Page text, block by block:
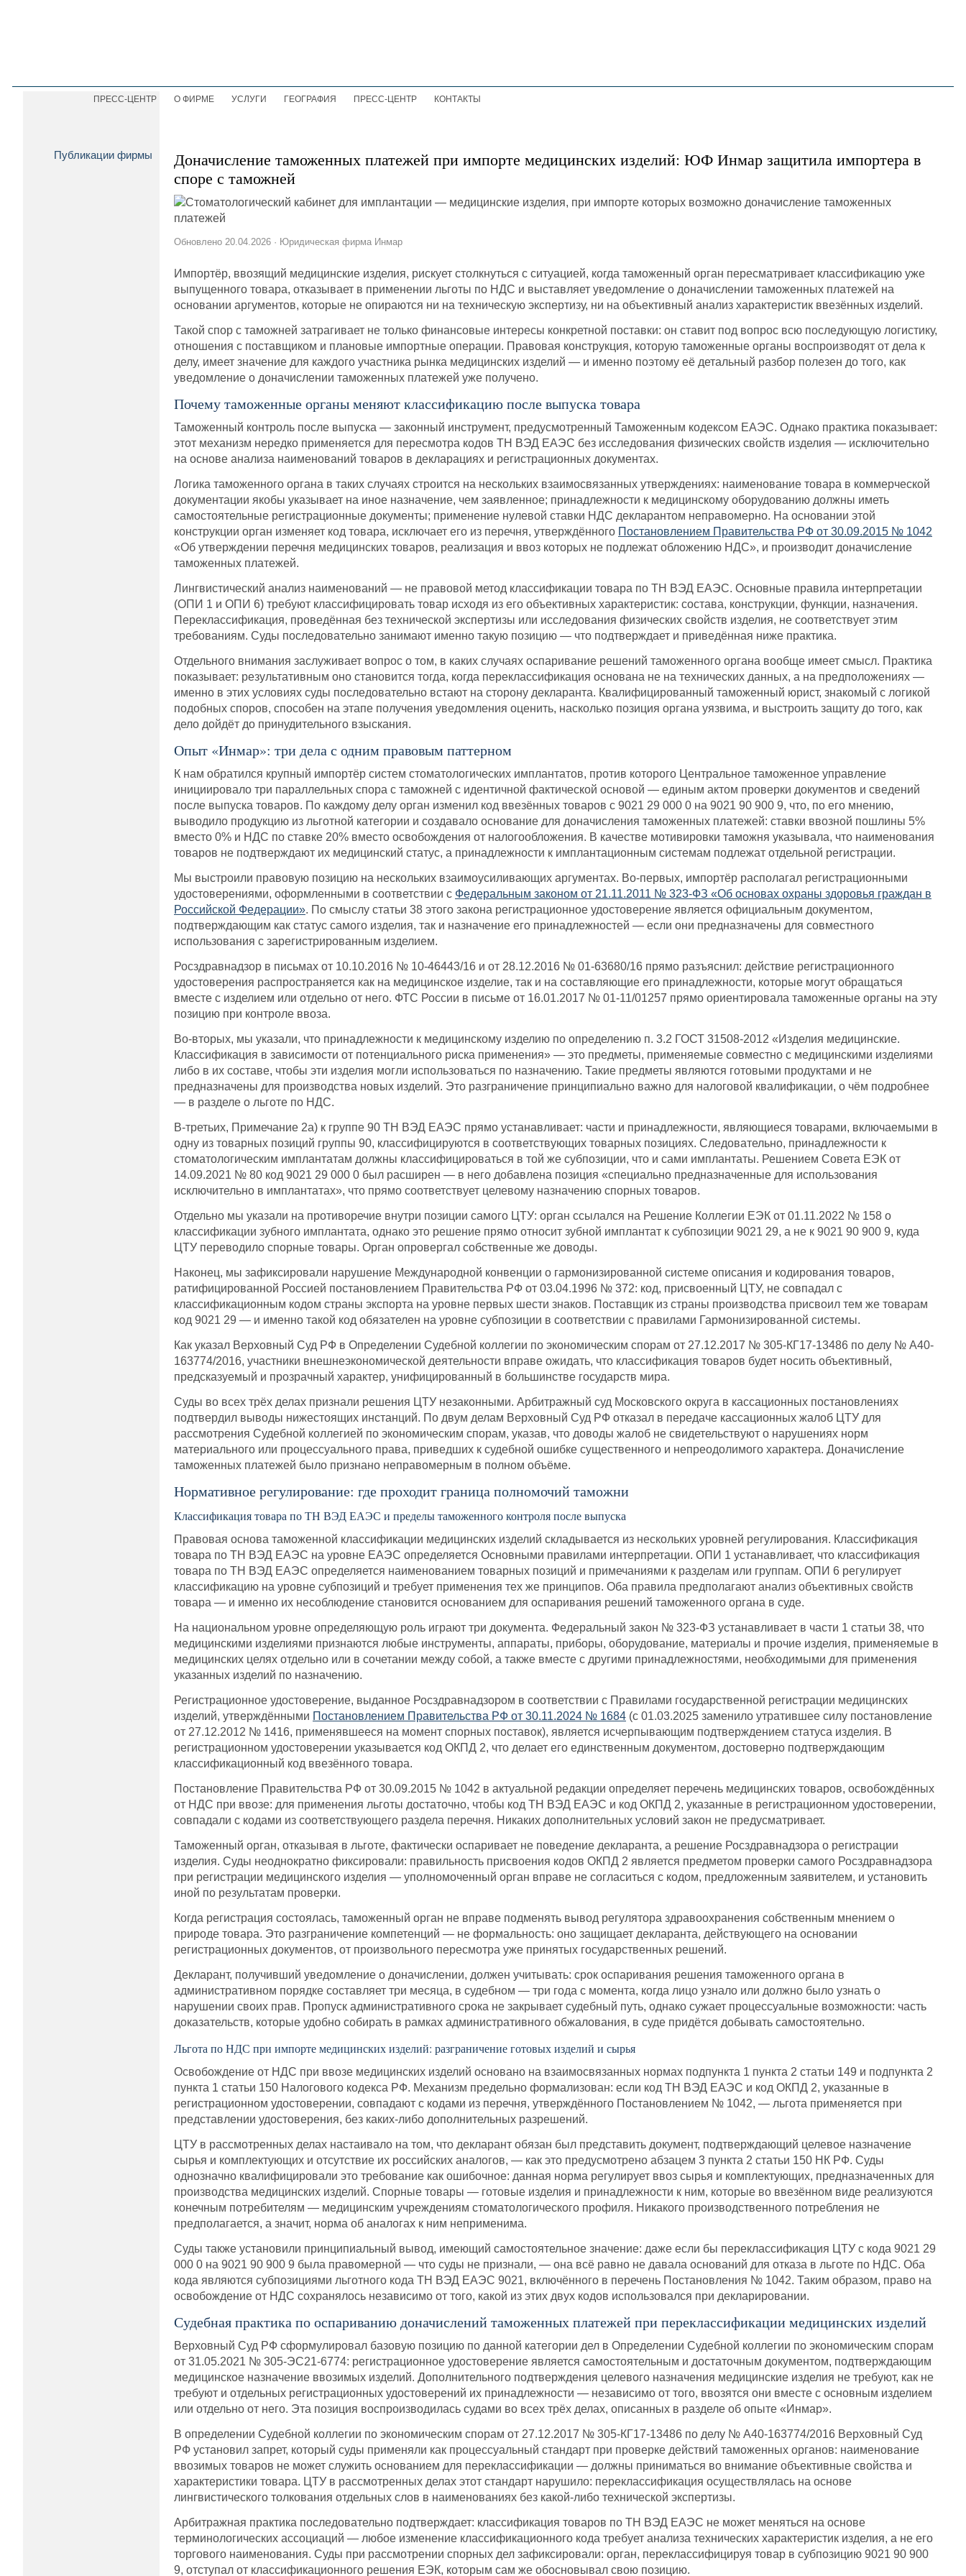
О ФИРМЕ УСЛУГИ ГЕОГРАФИЯ ПРЕСС-ЦЕНТР КОНТАКТЫ
Доначисление таможенных платежей при импорте медицинских изделий: ЮФ Инмар защитила импортера в
споре с таможней
Обновлено 20.04.2026 · Юридическая фирма Инмар
Импортёр, ввозящий медицинские изделия, рискует столкнуться с ситуацией, когда таможенный орган пересматривает классификацию уже
выпущенного товара, отказывает в применении льготы по НДС и выставляет уведомление о доначислении таможенных платежей на
основании аргументов, которые не опираются ни на техническую экспертизу, ни на объективный анализ характеристик ввезённых изделий.
Такой спор с таможней затрагивает не только финансовые интересы конкретной поставки: он ставит под вопрос всю последующую логистику,
отношения с поставщиком и плановые импортные операции. Правовая конструкция, которую таможенные органы воспроизводят от дела к
делу, имеет значение для каждого участника рынка медицинских изделий — и именно поэтому её детальный разбор полезен до того, как
уведомление о доначислении таможенных платежей уже получено.
Почему таможенные органы меняют классификацию после выпуска товара
Таможенный контроль после выпуска — законный инструмент, предусмотренный Таможенным кодексом ЕАЭС. Однако практика показывает:
этот механизм нередко применяется для пересмотра кодов ТН ВЭД ЕАЭС без исследования физических свойств изделия — исключительно
на основе анализа наименований товаров в декларациях и регистрационных документах.
Логика таможенного органа в таких случаях строится на нескольких взаимосвязанных утверждениях: наименование товара в коммерческой
документации якобы указывает на иное назначение, чем заявленное; принадлежности к медицинскому оборудованию должны иметь
самостоятельные регистрационные документы; применение нулевой ставки НДС декларантом неправомерно. На основании этой
конструкции орган изменяет код товара, исключает его из перечня, утверждённого Постановлением Правительства РФ от 30.09.2015 № 1042
«Об утверждении перечня медицинских товаров, реализация и ввоз которых не подлежат обложению НДС», и производит доначисление
таможенных платежей.
Лингвистический анализ наименований — не правовой метод классификации товара по ТН ВЭД ЕАЭС. Основные правила интерпретации
(ОПИ 1 и ОПИ 6) требуют классифицировать товар исходя из его объективных характеристик: состава, конструкции, функции, назначения.
Переклассификация, проведённая без технической экспертизы или исследования физических свойств изделия, не соответствует этим
требованиям. Суды последовательно занимают именно такую позицию — что подтверждает и приведённая ниже практика.
Отдельного внимания заслуживает вопрос о том, в каких случаях оспаривание решений таможенного органа вообще имеет смысл. Практика
показывает: результативным оно становится тогда, когда переклассификация основана не на технических данных, а на предположениях —
именно в этих условиях суды последовательно встают на сторону декларанта. Квалифицированный таможенный юрист, знакомый с логикой
подобных споров, способен на этапе получения уведомления оценить, насколько позиция органа уязвима, и выстроить защиту до того, как
дело дойдёт до принудительного взыскания.
Опыт «Инмар»: три дела с одним правовым паттерном
К нам обратился крупный импортёр систем стоматологических имплантатов, против которого Центральное таможенное управление
инициировало три параллельных спора с таможней с идентичной фактической основой — единым актом проверки документов и сведений
после выпуска товаров. По каждому делу орган изменил код ввезённых товаров с 9021 29 000 0 на 9021 90 900 9, что, по его мнению,
выводило продукцию из льготной категории и создавало основание для доначисления таможенных платежей: ставки ввозной пошлины 5%
вместо 0% и НДС по ставке 20% вместо освобождения от налогообложения. В качестве мотивировки таможня указывала, что наименования
товаров не подтверждают их медицинский статус, а принадлежности к имплантационным системам подлежат отдельной регистрации.
Мы выстроили правовую позицию на нескольких взаимоусиливающих аргументах. Во-первых, импортёр располагал регистрационными
удостоверениями, оформленными в соответствии с Федеральным законом от 21.11.2011 № 323-ФЗ «Об основах охраны здоровья граждан в
Российской Федерации». По смыслу статьи 38 этого закона регистрационное удостоверение является официальным документом,
подтверждающим как статус самого изделия, так и назначение его принадлежностей — если они предназначены для совместного
использования с зарегистрированным изделием.
Росздравнадзор в письмах от 10.10.2016 № 10-46443/16 и от 28.12.2016 № 01-63680/16 прямо разъяснил: действие регистрационного
удостоверения распространяется как на медицинское изделие, так и на составляющие его принадлежности, которые могут обращаться
вместе с изделием или отдельно от него. ФТС России в письме от 16.01.2017 № 01-11/01257 прямо ориентировала таможенные органы на эту
позицию при контроле ввоза.
Во-вторых, мы указали, что принадлежности к медицинскому изделию по определению п. 3.2 ГОСТ 31508-2012 «Изделия медицинские.
Классификация в зависимости от потенциального риска применения» — это предметы, применяемые совместно с медицинскими изделиями
либо в их составе, чтобы эти изделия могли использоваться по назначению. Такие предметы являются готовыми продуктами и не
предназначены для производства новых изделий. Это разграничение принципиально важно для налоговой квалификации, о чём подробнее
— в разделе о льготе по НДС.
В-третьих, Примечание 2а) к группе 90 ТН ВЭД ЕАЭС прямо устанавливает: части и принадлежности, являющиеся товарами, включаемыми в
одну из товарных позиций группы 90, классифицируются в соответствующих товарных позициях. Следовательно, принадлежности к
стоматологическим имплантатам должны классифицироваться в той же субпозиции, что и сами имплантаты. Решением Совета ЕЭК от
14.09.2021 № 80 код 9021 29 000 0 был расширен — в него добавлена позиция «специально предназначенные для использования
исключительно в имплантатах», что прямо соответствует целевому назначению спорных товаров.
Отдельно мы указали на противоречие внутри позиции самого ЦТУ: орган ссылался на Решение Коллегии ЕЭК от 01.11.2022 № 158 о
классификации зубного имплантата, однако это решение прямо относит зубной имплантат к субпозиции 9021 29, а не к 9021 90 900 9, куда
ЦТУ переводило спорные товары. Орган опровергал собственные же доводы.
Наконец, мы зафиксировали нарушение Международной конвенции о гармонизированной системе описания и кодирования товаров,
ратифицированной Россией постановлением Правительства РФ от 03.04.1996 № 372: код, присвоенный ЦТУ, не совпадал с
классификационным кодом страны экспорта на уровне первых шести знаков. Поставщик из страны производства присвоил тем же товарам
код 9021 29 — и именно такой код обязателен на уровне субпозиции в соответствии с правилами Гармонизированной системы.
Как указал Верховный Суд РФ в Определении Судебной коллегии по экономическим спорам от 27.12.2017 № 305-КГ17-13486 по делу № А40-
163774/2016, участники внешнеэкономической деятельности вправе ожидать, что классификация товаров будет носить объективный,
предсказуемый и прозрачный характер, унифицированный в большинстве государств мира.
Суды во всех трёх делах признали решения ЦТУ незаконными. Арбитражный суд Московского округа в кассационных постановлениях
подтвердил выводы нижестоящих инстанций. По двум делам Верховный Суд РФ отказал в передаче кассационных жалоб ЦТУ для
рассмотрения Судебной коллегией по экономическим спорам, указав, что доводы жалоб не свидетельствуют о нарушениях норм
материального или процессуального права, приведших к судебной ошибке существенного и непреодолимого характера. Доначисление
таможенных платежей было признано неправомерным в полном объёме.
Нормативное регулирование: где проходит граница полномочий таможни
Классификация товара по ТН ВЭД ЕАЭС и пределы таможенного контроля после выпуска
Правовая основа таможенной классификации медицинских изделий складывается из нескольких уровней регулирования. Классификация
товара по ТН ВЭД ЕАЭС на уровне ЕАЭС определяется Основными правилами интерпретации. ОПИ 1 устанавливает, что классификация
товара по ТН ВЭД ЕАЭС определяется наименованием товарных позиций и примечаниями к разделам или группам. ОПИ 6 регулирует
классификацию на уровне субпозиций и требует применения тех же принципов. Оба правила предполагают анализ объективных свойств
товара — и именно их несоблюдение становится основанием для оспаривания решений таможенного органа в суде.
На национальном уровне определяющую роль играют три документа. Федеральный закон № 323-ФЗ устанавливает в части 1 статьи 38, что
медицинскими изделиями признаются любые инструменты, аппараты, приборы, оборудование, материалы и прочие изделия, применяемые в
медицинских целях отдельно или в сочетании между собой, а также вместе с другими принадлежностями, необходимыми для применения
указанных изделий по назначению.
Регистрационное удостоверение, выданное Росздравнадзором в соответствии с Правилами государственной регистрации медицинских
изделий, утверждёнными Постановлением Правительства РФ от 30.11.2024 № 1684 (с 01.03.2025 заменило утратившее силу постановление
от 27.12.2012 № 1416, применявшееся на момент спорных поставок), является исчерпывающим подтверждением статуса изделия. В
регистрационном удостоверении указывается код ОКПД 2, что делает его единственным документом, достоверно подтверждающим
классификационный код ввезённого товара.
Постановление Правительства РФ от 30.09.2015 № 1042 в актуальной редакции определяет перечень медицинских товаров, освобождённых
от НДС при ввозе: для применения льготы достаточно, чтобы код ТН ВЭД ЕАЭС и код ОКПД 2, указанные в регистрационном удостоверении,
совпадали с кодами из соответствующего раздела перечня. Никаких дополнительных условий закон не предусматривает.
Таможенный орган, отказывая в льготе, фактически оспаривает не поведение декларанта, а решение Росздравнадзора о регистрации
изделия. Суды неоднократно фиксировали: правильность присвоения кодов ОКПД 2 является предметом проверки самого Росздравнадзора
при регистрации медицинского изделия — уполномоченный орган вправе не согласиться с кодом, предложенным заявителем, и установить
иной по результатам проверки.
Когда регистрация состоялась, таможенный орган не вправе подменять вывод регулятора здравоохранения собственным мнением о
природе товара. Это разграничение компетенций — не формальность: оно защищает декларанта, действующего на основании
регистрационных документов, от произвольного пересмотра уже принятых государственных решений.
Декларант, получивший уведомление о доначислении, должен учитывать: срок оспаривания решения таможенного органа в
административном порядке составляет три месяца, в судебном — три года с момента, когда лицо узнало или должно было узнать о
нарушении своих прав. Пропуск административного срока не закрывает судебный путь, однако сужает процессуальные возможности: часть
доказательств, которые удобно собирать в рамках административного обжалования, в суде придётся добывать самостоятельно.
Льгота по НДС при импорте медицинских изделий: разграничение готовых изделий и сырья
Освобождение от НДС при ввозе медицинских изделий основано на взаимосвязанных нормах подпункта 1 пункта 2 статьи 149 и подпункта 2
пункта 1 статьи 150 Налогового кодекса РФ. Механизм предельно формализован: если код ТН ВЭД ЕАЭС и код ОКПД 2, указанные в
регистрационном удостоверении, совпадают с кодами из перечня, утверждённого Постановлением № 1042, — льгота применяется при
представлении удостоверения, без каких-либо дополнительных разрешений.
ЦТУ в рассмотренных делах настаивало на том, что декларант обязан был представить документ, подтверждающий целевое назначение
сырья и комплектующих и отсутствие их российских аналогов, — как это предусмотрено абзацем 3 пункта 2 статьи 150 НК РФ. Суды
однозначно квалифицировали это требование как ошибочное: данная норма регулирует ввоз сырья и комплектующих, предназначенных для
производства медицинских изделий. Спорные товары — готовые изделия и принадлежности к ним, которые во ввезённом виде реализуются
конечным потребителям — медицинским учреждениям стоматологического профиля. Никакого производственного потребления не
предполагается, а значит, норма об аналогах к ним неприменима.
Суды также установили принципиальный вывод, имеющий самостоятельное значение: даже если бы переклассификация ЦТУ с кода 9021 29
000 0 на 9021 90 900 9 была правомерной — что суды не признали, — она всё равно не давала оснований для отказа в льготе по НДС. Оба
кода являются субпозициями льготного кода ТН ВЭД ЕАЭС 9021, включённого в перечень Постановления № 1042. Таким образом, право на
освобождение от НДС сохранялось независимо от того, какой из этих двух кодов использовался при декларировании.
Судебная практика по оспариванию доначислений таможенных платежей при переклассификации медицинских изделий
Верховный Суд РФ сформулировал базовую позицию по данной категории дел в Определении Судебной коллегии по экономическим спорам
от 31.05.2021 № 305-ЭС21-6774: регистрационное удостоверение является самостоятельным и достаточным документом, подтверждающим
медицинское назначение ввозимых изделий. Дополнительного подтверждения целевого назначения медицинские изделия не требуют, как не
требуют и отдельных регистрационных удостоверений их принадлежности — независимо от того, ввозятся они вместе с основным изделием
или отдельно от него. Эта позиция воспроизводилась судами во всех трёх делах, описанных в разделе об опыте «Инмар».
В определении Судебной коллегии по экономическим спорам от 27.12.2017 № 305-КГ17-13486 по делу № А40-163774/2016 Верховный Суд
РФ установил запрет, который суды применяли как процессуальный стандарт при проверке действий таможенных органов: наименование
ввозимых товаров не может служить основанием для переклассификации — должны приниматься во внимание объективные свойства и
характеристики товара. ЦТУ в рассмотренных делах этот стандарт нарушило: переклассификация осуществлялась на основе
лингвистического толкования отдельных слов в наименованиях без какой-либо технической экспертизы.
Арбитражная практика последовательно подтверждает: классификация товаров по ТН ВЭД ЕАЭС не может меняться на основе
терминологических ассоциаций — любое изменение классификационного кода требует анализа технических характеристик изделия, а не его
торгового наименования. Суды при рассмотрении спорных дел зафиксировали: орган, переклассифицируя товар в субпозицию 9021 90 900
9, отступал от классификационного решения ЕЭК, которым сам же обосновывал свою позицию.
ПРЕСС-ЦЕНТР
Публикации фирмы